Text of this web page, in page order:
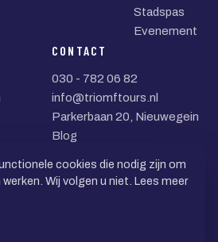
Stadspas
Evenement
CONTACT
030 - 782 06 82
info@triomftours.nl
Parkerbaan 20, Nieuwegein
Blog
cookies die nodig zijn om
Wij volgen u niet. Lees meer